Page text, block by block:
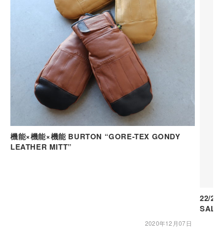
機能×機能×機能 BURTON “GORE-TEX GONDY
LEATHER MITT”
2020年12月07日
22/